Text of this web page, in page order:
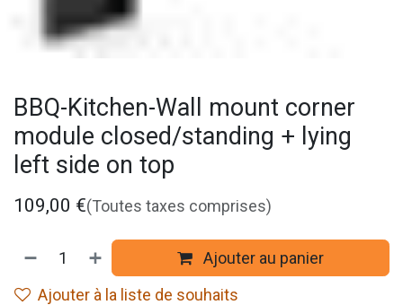
BBQ-Kitchen-Wall mount corner
module closed/standing + lying
left side on top
109,00 €(Toutes taxes comprises)
Ajouter au panier
Ajouter à la liste de souhaits